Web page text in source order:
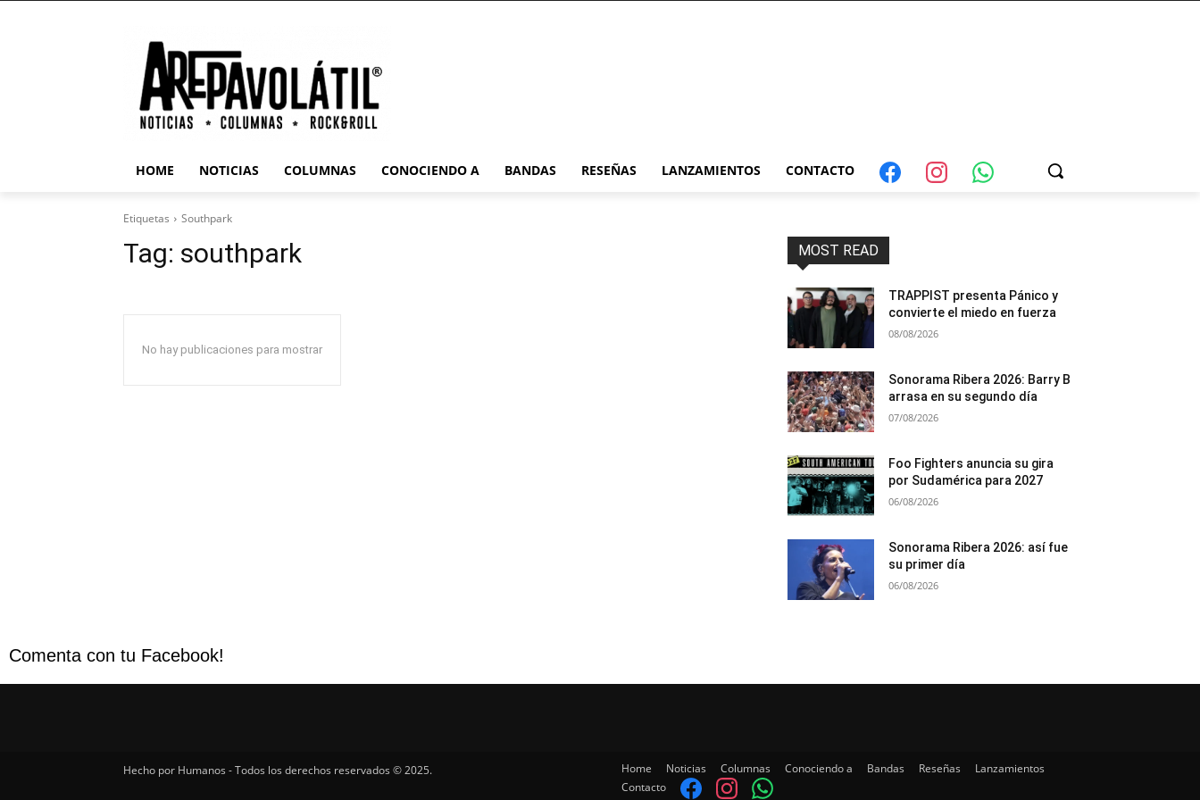
HOME NOTICIAS COLUMNAS CONOCIENDO A BANDAS RESEÑAS LANZAMIENTOS CONTACTO
Etiquetas Southpark
Tag: southpark
No hay publicaciones para mostrar
MOST READ
TRAPPIST presenta Pánico y
convierte el miedo en fuerza
08/08/2026
Sonorama Ribera 2026: Barry B
arrasa en su segundo día
07/08/2026
Foo Fighters anuncia su gira
por Sudamérica para 2027
06/08/2026
Sonorama Ribera 2026: así fue
su primer día
06/08/2026
Comenta con tu Facebook!
Hecho por Humanos - Todos los derechos reservados © 2025. Home Noticias Columnas Conociendo a Bandas Reseñas
Lanzamientos
Contacto